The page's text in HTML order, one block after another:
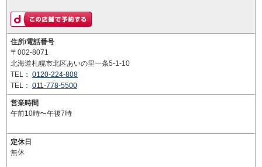
住所/電話番号
〒002-8071
北海道札幌市北区あいの里一条5-1-10
TEL： 0120-224-808
TEL： 011-778-5500
営業時間
午前10時〜午後7時
定休日
無休